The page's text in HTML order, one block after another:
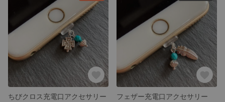
ちびクロス充電口アクセサリー
フェザー充電口アクセサリー